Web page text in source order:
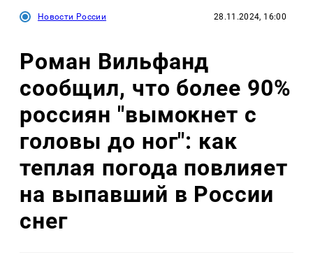
Новости России 28.11.2024, 16:00
Роман Вильфанд
сообщил, что более 90%
россиян "вымокнет с
головы до ног": как
теплая погода повлияет
на выпавший в России
снег